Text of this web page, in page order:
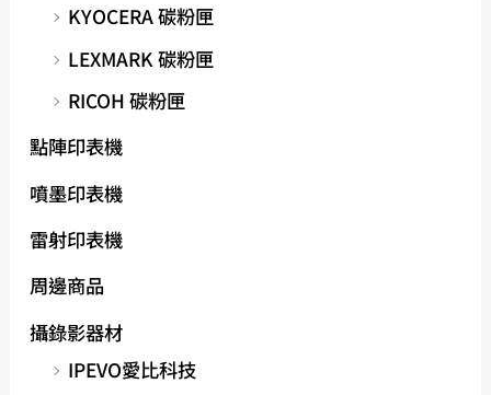
KYOCERA 碳粉匣
LEXMARK 碳粉匣
RICOH 碳粉匣
點陣印表機
噴墨印表機
雷射印表機
周邊商品
攝錄影器材
IPEVO愛比科技